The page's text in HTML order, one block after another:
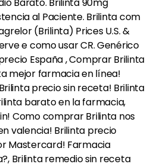
Barato. Brilinta 90mg
al Paciente. Brilinta com
(Brilinta) Prices U.S. &
e como usar CR. Genérico
España , Comprar Brilinta
mejor farmacia en línea!
precio sin receta! Brilinta
barato en la farmacia,
Como comprar Brilinta nos
valencia! Brilinta precio
Mastercard! Farmacia
Brilinta remedio sin receta